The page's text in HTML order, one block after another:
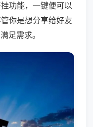
功能，一键便可以
你是想分享给好友
足需求。